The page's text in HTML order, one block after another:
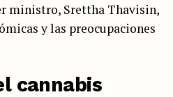
ministro, Srettha Thavisin,
y las preocupaciones
cannabis